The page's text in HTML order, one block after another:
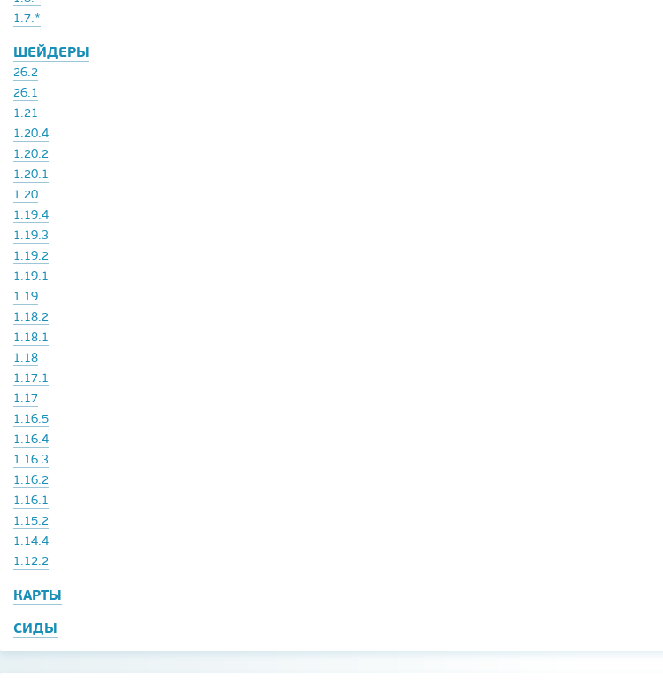
1.7.*
ШЕЙДЕРЫ
26.2
26.1
1.21
1.20.4
1.20.2
1.20.1
1.20
1.19.4
1.19.3
1.19.2
1.19.1
1.19
1.18.2
1.18.1
1.18
1.17.1
1.17
1.16.5
1.16.4
1.16.3
1.16.2
1.16.1
1.15.2
1.14.4
1.12.2
КАРТЫ
СИДЫ